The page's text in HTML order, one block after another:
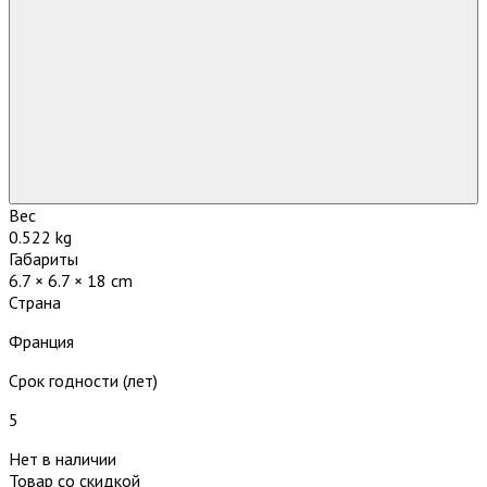
Вес
0.522 kg
Габариты
6.7 × 6.7 × 18 cm
Страна
Франция
Срок годности (лет)
5
Нет в наличии
Товар со скидкой